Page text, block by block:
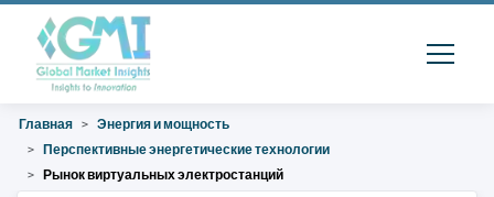
Главная
Энергия и мощность
Перспективные энергетические технологии
Рынок виртуальных электростанций